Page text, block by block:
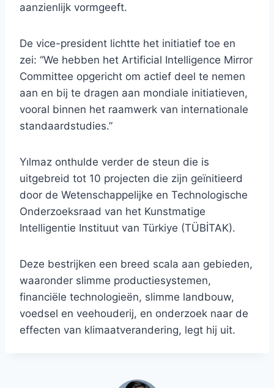
aanzienlijk vormgeeft.
De vice-president lichtte het initiatief toe en
zei: “We hebben het Artificial Intelligence Mirror
Committee opgericht om actief deel te nemen
aan en bij te dragen aan mondiale initiatieven,
vooral binnen het raamwerk van internationale
standaardstudies.”
Yılmaz onthulde verder de steun die is
uitgebreid tot 10 projecten die zijn geïnitieerd
door de Wetenschappelijke en Technologische
Onderzoeksraad van het Kunstmatige
Intelligentie Instituut van Türkiye (TÜBİTAK).
Deze bestrijken een breed scala aan gebieden,
waaronder slimme productiesystemen,
financiële technologieën, slimme landbouw,
voedsel en veehouderij, en onderzoek naar de
effecten van klimaatverandering, legt hij uit.